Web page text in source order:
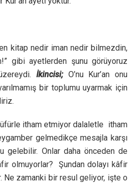
kitap nedir iman nedir bilmezdin,
gibi ayetlerden şunu görüyoruz
İkincisi;O’nu Kur’an onu
bir toplumu uyarmak için
itham etmiyor dalaletle itham
gelmedikçe mesajla karşı
gelebilir. Onlar daha önceden de
olmuyorlar? Şundan dolayı kâfir
Ne zamanki bir resul geliyor, işte o